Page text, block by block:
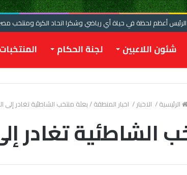
أعظم لحظة في حياة أي رياضي وشكرا اتحاد الكرة ومنتخب
شئون اللاعبين لجنة الحكام المنتخبات
الرئيسية/ الاخبار/ اخبار المنطقة/بعثة منتخب الشاطئية تغادر إلى
الشاطئية تغادر